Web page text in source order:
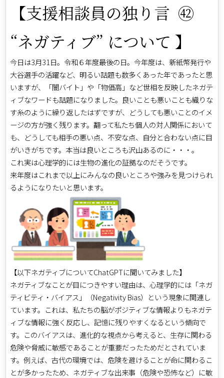
【支援相談員の独り言 ㊷
“ネガティブ” について 】
今日は3月31日。令和６年度最後の日。今年度は、新紙幣発行や
大谷選手の活躍など、明るい話題も数多くあった年であったと思
いますが、「闇バイト」や「物価高」など世相を反映したネガテ
ィブなワードも話題になりました。良いことも悪いことも織りな
す糸のように繰り返したはずですが、どうしても悪いことのイメ
ージの方が強く残ります。翻って私たち個人の対人関係において
も、どうしても相手の悪い点、不安な点、自分と合わない点に目
がいきがちです。本当は良いところも沢山あるのに・・・。
これ実は心理学的には生物の進化の証拠なのだそうです。
来年度はこれまで以上にみんなの良いところや強みを見つけられ
るようになりたいと思います。
【以下ネガティブについてChatGPTに聞いてみました】
ネガティブなことが目につきやすい理由は、心理学的には「ネガ
ティビティ・バイアス」（Negativity Bias）という現象に関連し
ています。これは、私たちの脳がポジティブな情報よりもネガテ
ィブな情報に強く反応し、記憶に残りやすくなるという傾向で
す。このバイアスは、進化的な視点から考えると、生存に関わる
危険や脅威に敏感であることが重要だったためだとされていま
す。例えば、古代の環境では、危険を避けることが命に関わるこ
とが多かったため、ネガティブな出来事（危険や恐怖など）に敏